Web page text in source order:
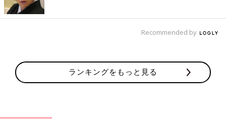
Recommended by
ランキングをもっと見る